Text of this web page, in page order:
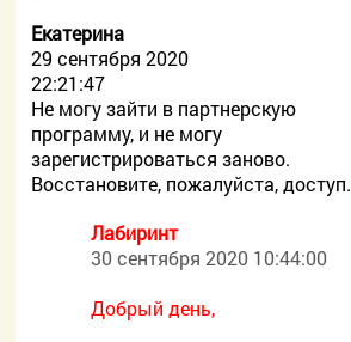
Екатерина
29 сентября 2020
22:21:47
Не могу зайти в партнерскую
программу, и не могу
зарегистрироваться заново.
Восстановите, пожалуйста, доступ.
Лабиринт
30 сентября 2020 10:44:00
Добрый день,